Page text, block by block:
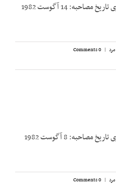
روایت‌کننده: آقای دکتر محمد باهری تاریخ مصاحبه: 14 آگوست 1982
مرد |
0 Comments
روایت‌کننده: آقای دکتر محمد باهری تاریخ مصاحبه: 8 آگوست 1982
مرد |
0 Comments